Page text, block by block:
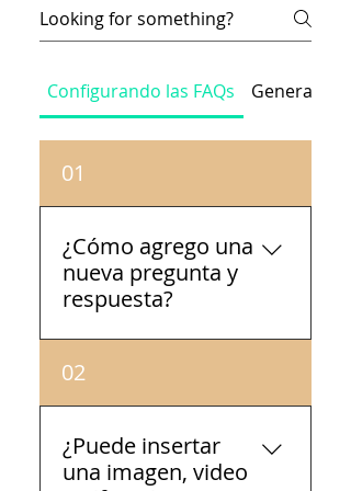
Configurando las FAQs General
01
¿Cómo agrego una
nueva pregunta y
respuesta?
Para agregar una nueva
pregunta, sigue estos
pasos: Haz clic en el botón
de Administrar preguntas
frecuentes Desde el panel
02
¿Puede insertar
una imagen, video